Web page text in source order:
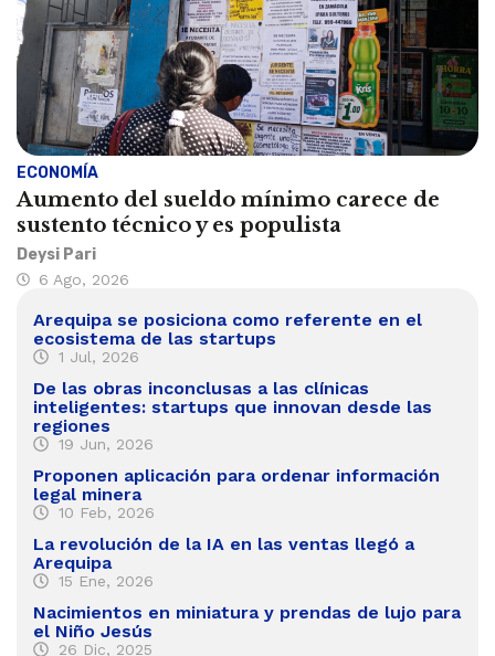
ECONOMÍA
Aumento del sueldo mínimo carece de
sustento técnico y es populista
Deysi Pari
6 Ago, 2026
Arequipa se posiciona como referente en el
ecosistema de las startups
1 Jul, 2026
De las obras inconclusas a las clínicas
inteligentes: startups que innovan desde las
regiones
19 Jun, 2026
Proponen aplicación para ordenar información
legal minera
10 Feb, 2026
La revolución de la IA en las ventas llegó a
Arequipa
15 Ene, 2026
Nacimientos en miniatura y prendas de lujo para
el Niño Jesús
26 Dic, 2025